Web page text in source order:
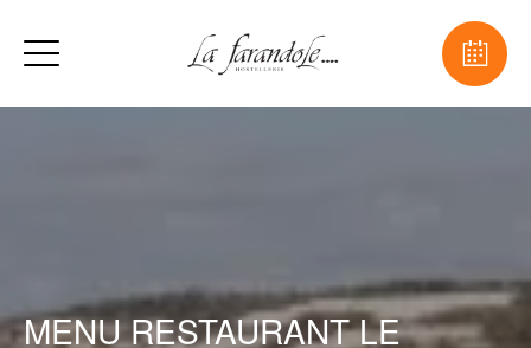
MENU RESTAURANT LE